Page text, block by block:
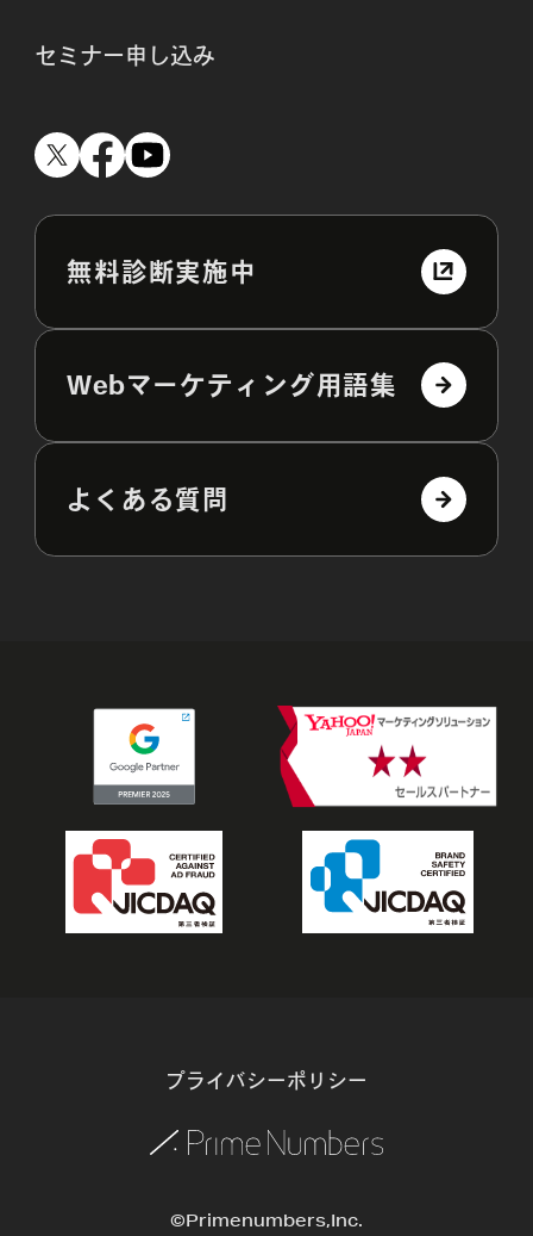
セミナー申し込み
無料診断実施中
Webマーケティング用語集
よくある質問
プライバシーポリシー
©Primenumbers,Inc.